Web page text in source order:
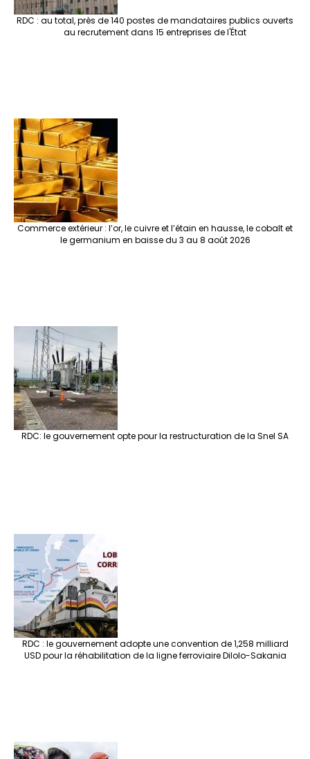
RDC : au total, près de 140 postes de mandataires publics ouverts
au recrutement dans 15 entreprises de l'État
Commerce extérieur : l’or, le cuivre et l’étain en hausse, le cobalt et
le germanium en baisse du 3 au 8 août 2026
RDC: le gouvernement opte pour la restructuration de la Snel SA
RDC : le gouvernement adopte une convention de 1,258 milliard
USD pour la réhabilitation de la ligne ferroviaire Dilolo-Sakania